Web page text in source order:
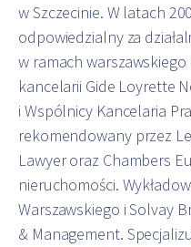
w Szczecinie. W latach
odpowiedzialny za
w ramach
kancelarii Gide Loyrette
i Wspólnicy Kancelaria
rekomendowany przez
Lawyer oraz Chambers
nieruchomości.
Warszawskiego i Solvay
& Management.